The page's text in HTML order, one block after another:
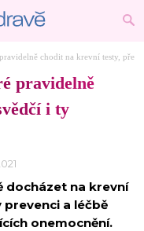
chodit na krevní testy,
pravidelně
i ty
docházet na krevní
a léčbě
onemocnění.